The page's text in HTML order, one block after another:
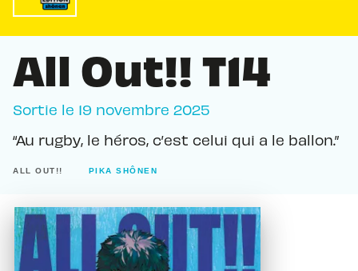
All Out!! T14
Sortie le 19 novembre 2025
“Au rugby, le héros, c’est celui qui a le ballon.”
ALL OUT!! PIKA SHÔNEN